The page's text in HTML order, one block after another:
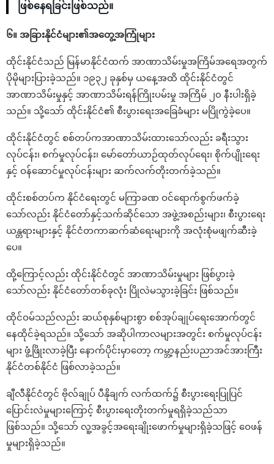
ဖြစ်နေရခြင်းဖြစ်သည်။
၆။ အခြားနိုင်ငံများ၏အတွေ့အကြုံများ
ထိုင်းနိုင်ငံသည် မြန်မာနိုင်ငံထက် အာဏာသိမ်းမှုအကြိမ်အရေအတွက်
ပိုမိုများပြားခဲ့သည်။ ၁၉၃၂ ခုနှစ်မှ ယနေ့အထိ ထိုင်းနိုင်ငံတွင်
အာဏာသိမ်းမှုနှင့် အာဏာသိမ်းရန်ကြိုးပမ်းမှု အကြိမ် ၂၀ နီးပါးရှိခဲ့
သည်။ သို့သော် ထိုင်းနိုင်ငံ၏ စီးပွားရေးအခြေခံများ မပြိုကွဲခဲ့ပေ။
ထိုင်းနိုင်ငံတွင် စစ်တပ်ကအာဏာသိမ်းထားသော်လည်း ခရီးသွား
လုပ်ငန်း၊ စက်မှုလုပ်ငန်း၊ မော်တော်ယာဉ်ထုတ်လုပ်ရေး၊ စိုက်ပျိုးရေး
နှင့် ဝန်ဆောင်မှုလုပ်ငန်းများ ဆက်လက်တိုးတက်ခဲ့သည်။
ထိုင်းစစ်တပ်က နိုင်ငံရေးတွင် မကြာခဏ ဝင်ရောက်စွက်ဖက်ခဲ့
သော်လည်း နိုင်ငံတော်နှင့်သက်ဆိုင်သော အဖွဲ့အစည်းများ၊ စီးပွားရေး
ယန္တရားများနှင့် နိုင်ငံတကာဆက်ဆံရေးများကို အလုံးစုံမဖျက်ဆီးခဲ့
ပေ။
ထို့ကြောင့်လည်း ထိုင်းနိုင်ငံတွင် အာဏာသိမ်းမှုများ ဖြစ်ပွားခဲ့
သော်လည်း နိုင်ငံတော်တစ်ခုလုံး ပြိုလဲမသွားခဲ့ခြင်း ဖြစ်သည်။
ထိုင်ဝမ်သည်လည်း ဆယ်စုနှစ်များစွာ စစ်အုပ်ချုပ်ရေးအောက်တွင်
နေထိုင်ခဲ့ရသည်။ သို့သော် အဆိုပါကာလများအတွင်း စက်မှုလုပ်ငန်း
များ ဖွံ့ဖြိုးလာခဲ့ပြီး နောက်ပိုင်းမှာတော့ ကမ္ဘာ့နည်းပညာအင်အားကြီး
နိုင်ငံတစ်နိုင်ငံ ဖြစ်လာခဲ့သည်။
ချီလီနိုင်ငံတွင် ဗိုလ်ချုပ် ပီနိုချက် လက်ထက်၌ စီးပွားရေးပြုပြင်
ပြောင်းလဲမှုများကြောင့် စီးပွားရေးတိုးတက်မှုရရှိခဲ့သည်သာ
ဖြစ်သည်။ သို့သော် လူ့အခွင့်အရေးချိုးဖောက်မှုများရှိခဲ့သဖြင့် ဝေဖန်
မှုများရှိခဲ့သည်။